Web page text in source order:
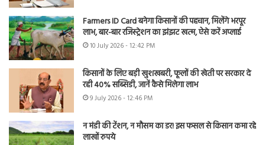
Farmers ID Card बनेगा किसानों की पहचान, मिलेंगे भरपूर
लाभ, बार-बार रजिस्ट्रेशन का झंझट खत्म, ऐसे करें अप्लाई
10 July 2026 - 12:42 PM
किसानों के लिए बड़ी खुशखबरी, फूलों की खेती पर सरकार दे
रही 40% सब्सिडी, जानें कैसे मिलेगा लाभ
9 July 2026 - 12:46 PM
न मंडी की टेंशन, न मौसम का डर! इस फसल से किसान कमा रहे
लाखों रुपये